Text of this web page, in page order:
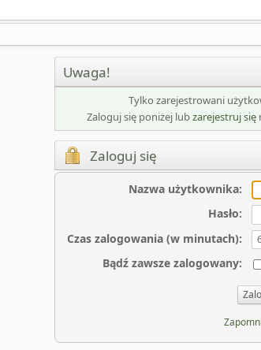
Uwaga!
Tylko zarejestrowani
Zaloguj się poniżej lubzarejestruj się
Zaloguj się
Nazwa użytkownika:
Hasło:
Czas zalogowania (w minutach):
Bądź zawsze zalogowany: